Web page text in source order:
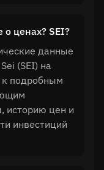
ценах? SEI?
данные
(SEI) на
к подробным
историю цен и
инвестиций